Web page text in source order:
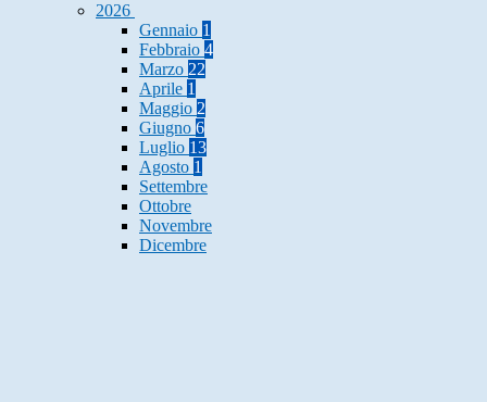
2026
Gennaio 1
Febbraio 4
Marzo 22
Aprile 1
Maggio 2
Giugno 6
Luglio 13
Agosto 1
Settembre
Ottobre
Novembre
Dicembre